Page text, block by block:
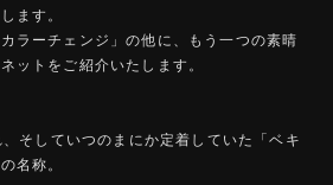
ます。
ラーチェンジ」の他に、もう一つの素晴
ットをご紹介いたします。
そしていつのまにか定着していた「ベキ
名称。